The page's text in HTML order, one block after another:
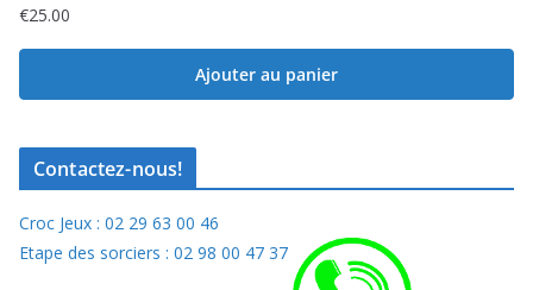
€25.00
Ajouter au panier
Contactez-nous!
Croc Jeux : 02 29 63 00 46
Etape des sorciers : 02 98 00 47 37